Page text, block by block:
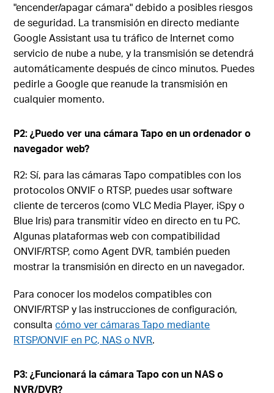
"encender/apagar cámara" debido a posibles riesgos
de seguridad. La transmisión en directo mediante
Google Assistant usa tu tráfico de Internet como
servicio de nube a nube, y la transmisión se detendrá
automáticamente después de cinco minutos. Puedes
pedirle a Google que reanude la transmisión en
cualquier momento.
P2: ¿Puedo ver una cámara Tapo en un ordenador o
navegador web?
R2: Sí, para las cámaras Tapo compatibles con los
protocolos ONVIF o RTSP, puedes usar software
cliente de terceros (como VLC Media Player, iSpy o
Blue Iris) para transmitir vídeo en directo en tu PC.
Algunas plataformas web con compatibilidad
ONVIF/RTSP, como Agent DVR, también pueden
mostrar la transmisión en directo en un navegador.
Para conocer los modelos compatibles con
ONVIF/RTSP y las instrucciones de configuración,
consultacómo ver cámaras Tapo mediante
RTSP/ONVIF en PC, NAS o NVR.
P3: ¿Funcionará la cámara Tapo con un NAS o
NVR/DVR?